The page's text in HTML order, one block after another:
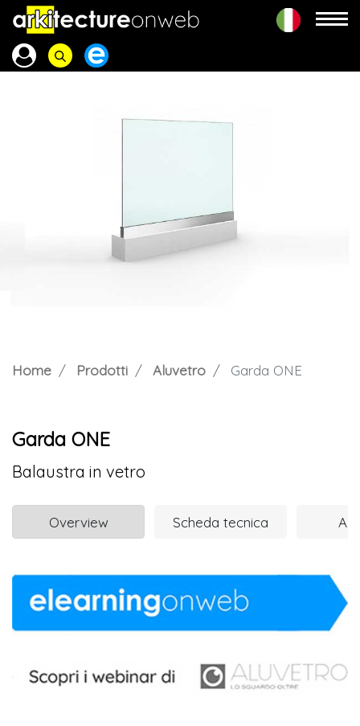
Home Prodotti Aluvetro Garda ONE
Garda ONE
Balaustra in vetro
Overview Scheda tecnica